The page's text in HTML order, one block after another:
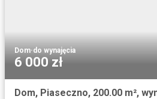
Dom·do wynajęcia
6 000 zł
Dom, Piaseczno, 200.00 m²,